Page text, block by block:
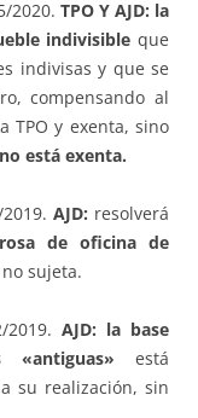
2020. TPO Y AJD: la
indivisible que
indivisas y que se
compensando al
TPO y exenta, sino
está exenta.
AJD: resolverá
de oficina de
sujeta.
2019. AJD: la base
«antiguas» está
su realización, sin